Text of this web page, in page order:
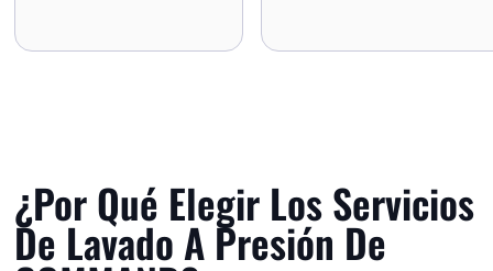
¿Por Qué Elegir Los Servicios
De Lavado A Presión De